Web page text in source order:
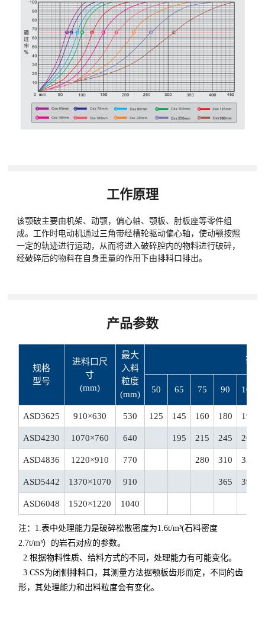
工作原理
该颚破主要由机架、动颚，偏心轴、颚板、肘板座等零件组
成。工作时电动机通过三角带经槽轮驱动偏心轴，使动颚按照
一定的轨迹进行运动，从而将进入破碎腔内的物料进行破碎，
经破碎后的物料在自身重量的作用下由排料口排出。
产品参数
规格
型号
进料口尺
寸
(mm)
最大
入料
粒度
(mm)
排料
50 65 75 90 100
ASD3625 910×630 530 125 145 160 180 195
ASD4230 1070×760 640 195 215 245 260
ASD4836 1220×910 770 280 310 330
ASD5442 1370×1070 910 365 395
ASD6048 1520×1220 1040
注： 1.表中处理能力是破碎松散密度为1.6t/m³(石料密度
2.7t/m³）的岩石对应的参数。
2.根据物料性质、给料方式的不同，处理能力有可能变化。
3.CSS为闭侧排料口，其测量方法据颚板齿形而定，不同的齿
形，其处理能力和出料粒度会有变化。